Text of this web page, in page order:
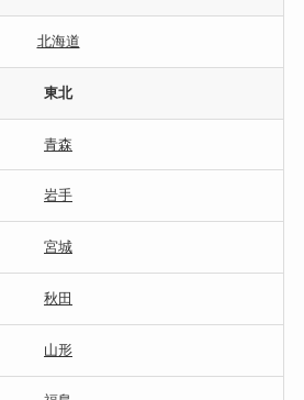
北海道
東北
青森
岩手
宮城
秋田
山形